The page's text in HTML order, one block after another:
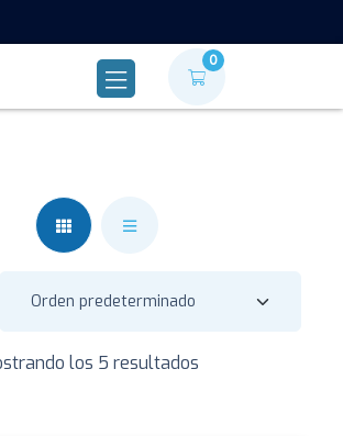
0
los 5 resultados